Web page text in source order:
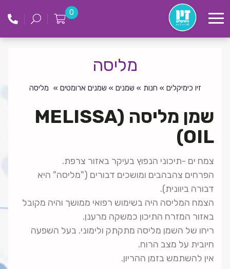
לתוכן
זיו
כימקילים
0
מליסה
זיו כימיקלים » חנות » שמנים » שמנים ארומטים » מליסה
שמן מליסה (MELISSA
OIL)
צמח ים -תיכוני הנפוץ בעיקר באזור צרפת.
הפרחים צהבהבים ומושכים דבורים ("מליסה" היא
דבורה ביוונית).
הצמח המליסה היה בשימוש רפואי ממושך והיה מקובל
באזור המזרח התיכון כמשקה מרענן.
ריחו של השמן מליסה מתקתק ולימוני. בעל השפעה
חיובית על מצב הרוח.
אין להשתמש בזמן ההריון.